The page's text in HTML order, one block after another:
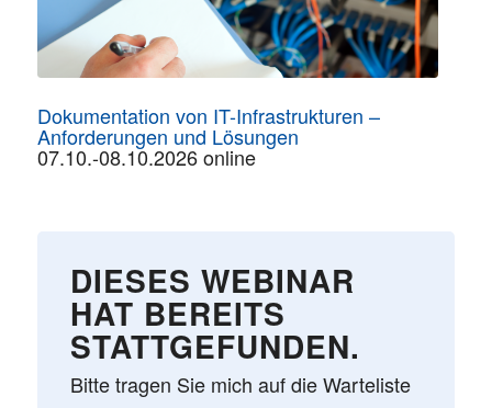
Dokumentation von IT-Infrastrukturen –
Anforderungen und Lösungen
07.10.-08.10.2026 online
DIESES WEBINAR
HAT BEREITS
STATTGEFUNDEN.
Bitte tragen Sie mich auf die Warteliste